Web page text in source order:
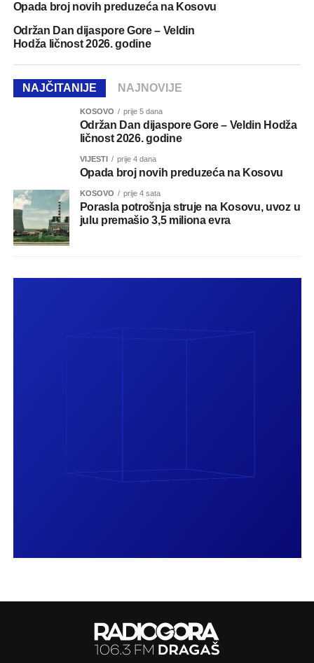
Opada broj novih preduzeća na Kosovu
Održan Dan dijaspore Gore – Veldin
Hodža ličnost 2026. godine
NAJČITANIJE NAJNOVIJE
KOSOVO prije 5 dana
Održan Dan dijaspore Gore – Veldin Hodža
ličnost 2026. godine
VIJESTI prije 4 dana
Opada broj novih preduzeća na Kosovu
KOSOVO prije 4 sata
Porasla potrošnja struje na Kosovu, uvoz u
julu premašio 3,5 miliona evra